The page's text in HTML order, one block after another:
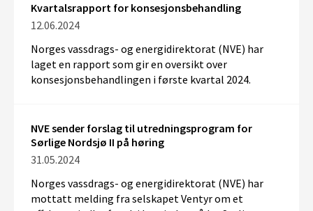
Kvartalsrapport for konsesjonsbehandling
12.06.2024
Norges vassdrags- og energidirektorat (NVE) har
laget en rapport som gir en oversikt over
konsesjonsbehandlingen i første kvartal 2024.
NVE sender ​​forslag til utredningsprogram for
Sørlige Nordsjø II​ på høring
31.05.2024
Norges vassdrags- og energidirektorat (NVE) har
mottatt melding fra selskapet Ventyr om et